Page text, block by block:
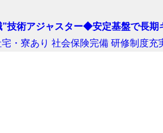
”技術アジャスター◆安定基盤で長期
・寮あり 社会保険完備 研修制度充